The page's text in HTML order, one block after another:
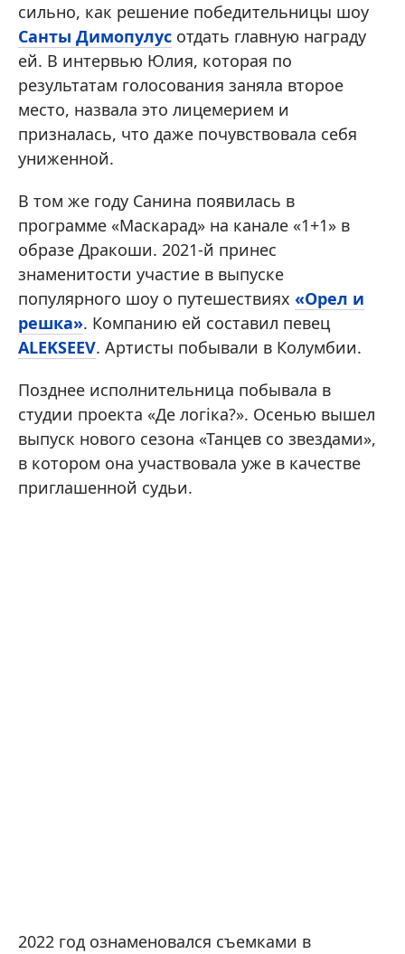
сильно, как решение победительницы шоу
Санты Димопулус отдать главную награду
ей. В интервью Юлия, которая по
результатам голосования заняла второе
место, назвала это лицемерием и
призналась, что даже почувствовала себя
униженной.
В том же году Санина появилась в
программе «Маскарад» на канале «1+1» в
образе Дракоши. 2021-й принес
знаменитости участие в выпуске
популярного шоу о путешествиях «Орел и
решка». Компанию ей составил певец
ALEKSEEV. Артисты побывали в Колумбии.
Позднее исполнительница побывала в
студии проекта «Де логіка?». Осенью вышел
выпуск нового сезона «Танцев со звездами»,
в котором она участвовала уже в качестве
приглашенной судьи.
2022 год ознаменовался съемками в